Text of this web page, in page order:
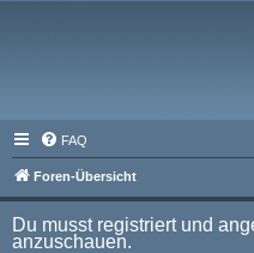
FAQ
Foren-Übersicht
Du musst registriert und
anzuschauen.